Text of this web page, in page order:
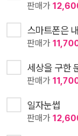
판매가
스마트폰은
판매가
세상을 구한
판매가
일자눈썹
판매가